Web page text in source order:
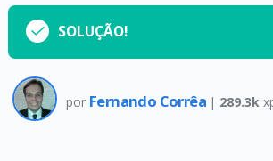
SOLUÇÃO!
por Fernando Corrêa | 289.3k